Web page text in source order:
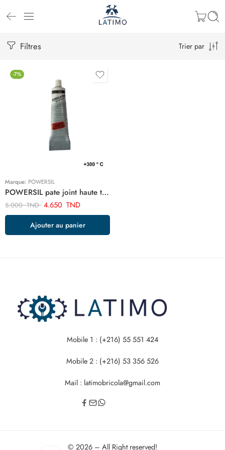
Filtres Trier par
-7%
Marque: POWERSIL
POWERSIL pate joint haute temperature ART01478
5.000TND 4.650 TND
Ajouter au panier
Mobile 1 : (+216) 55 551 424
Mobile 2 : (+216) 53 356 526
Mail : latimobricola@gmail.com
© 2026 – All Right reserved!